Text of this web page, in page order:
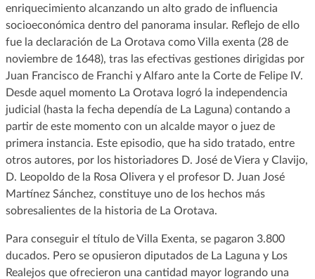
enriquecimiento alcanzando un alto grado de influencia
socioeconómica dentro del panorama insular. Reflejo de ello
fue la declaración de La Orotava como Villa exenta (28 de
noviembre de 1648), tras las efectivas gestiones dirigidas por
Juan Francisco de Franchi y Alfaro ante la Corte de Felipe IV.
Desde aquel momento La Orotava logró la independencia
judicial (hasta la fecha dependía de La Laguna) contando a
partir de este momento con un alcalde mayor o juez de
primera instancia. Este episodio, que ha sido tratado, entre
otros autores, por los historiadores D. José de Viera y Clavijo,
D. Leopoldo de la Rosa Olivera y el profesor D. Juan José
Martínez Sánchez, constituye uno de los hechos más
sobresalientes de la historia de La Orotava.
Para conseguir el título de Villa Exenta, se pagaron 3.800
ducados. Pero se opusieron diputados de La Laguna y Los
Realejos que ofrecieron una cantidad mayor logrando una